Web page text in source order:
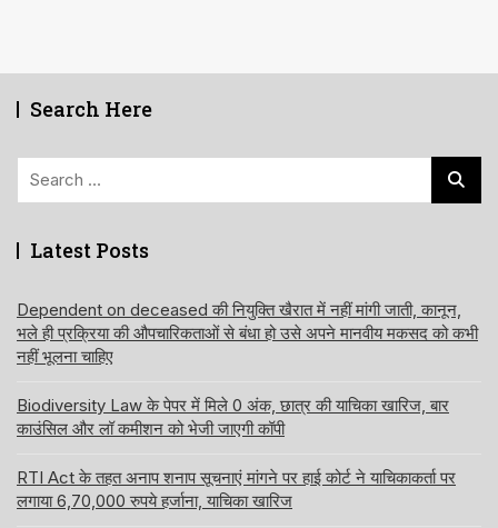
Search Here
Latest Posts
Dependent on deceased की नियुक्ति खैरात में नहीं मांगी जाती, कानून,
भले ही प्रक्रिया की औपचारिकताओं से बंधा हो उसे अपने मानवीय मकसद को कभी
नहीं भूलना चाहिए
Biodiversity Law के पेपर में मिले 0 अंक, छात्र की याचिका खारिज, बार
काउंसिल और लॉ कमीशन को भेजी जाएगी कॉपी
RTI Act के तहत अनाप शनाप सूचनाएं मांगने पर हाई कोर्ट ने याचिकाकर्ता पर
लगाया 6,70,000 रुपये हर्जाना, याचिका खारिज